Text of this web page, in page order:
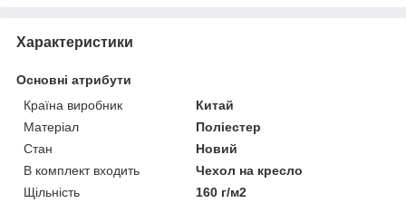
Характеристики
Основні атрибути
Країна виробник
Китай
Матеріал
Поліестер
Стан
Новий
В комплект входить
Чехол на кресло
Щільність
160 г/м2